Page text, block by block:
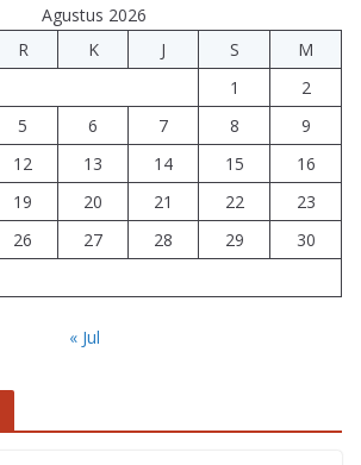
Agustus 2026
R K J S
M
1
2
5 6 7 8
9
12 13 14 15
16
19 20 21 22
23
26 27 28 29
30
« Jul